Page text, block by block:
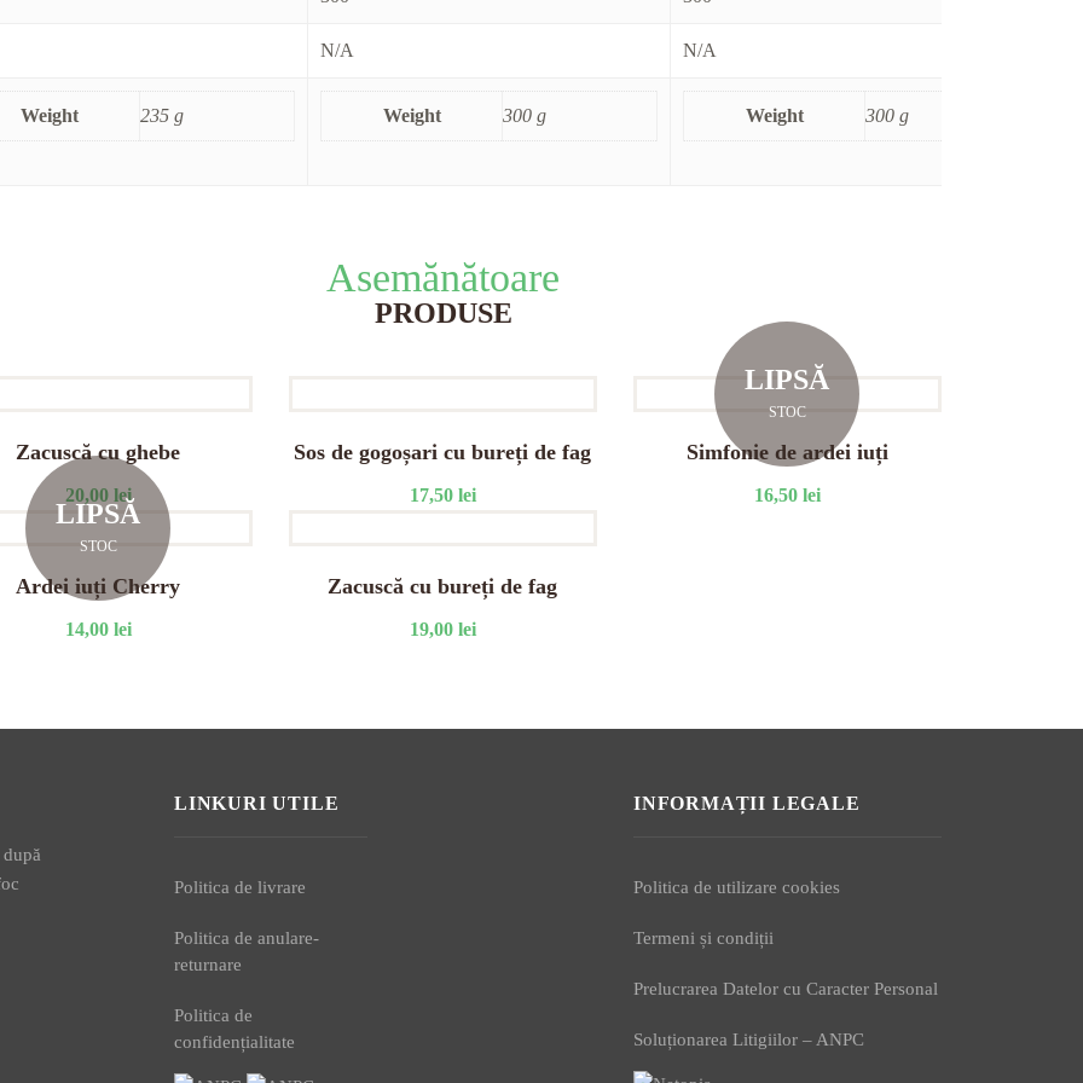
N/A N/A
Weight 235 g Weight 300 g Weight 300 g
Asemănătoare
PRODUSE
Zacuscă cu ghebe
20,00 lei
Sos de gogoșari cu bureți de fag
17,50 lei
LIPSĂ
STOC
Simfonie de ardei iuți
16,50 lei
LIPSĂ
STOC
Ardei iuți Cherry
14,00 lei
Zacuscă cu bureți de fag
19,00 lei
LINKURI UTILE
Politica de livrare
Politica de anulare-
returnare
Politica de
confidențialitate
INFORMAȚII LEGALE
Politica de utilizare cookies
Termeni și condiții
Prelucrarea Datelor cu Caracter Personal
Soluționarea Litigiilor – ANPC